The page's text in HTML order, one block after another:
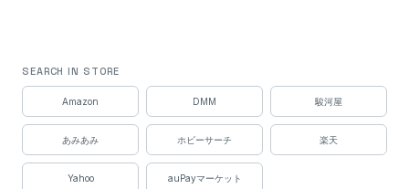
SEARCH IN STORE
Amazon DMM 駿河屋
あみあみ ホビーサーチ 楽天
Yahoo auPayマーケット